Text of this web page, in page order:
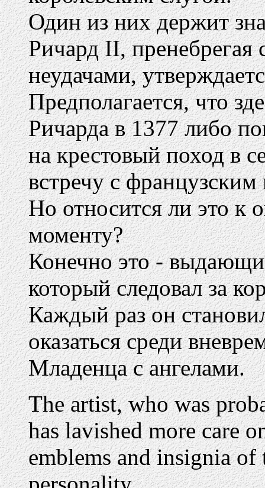
Один из них держит
Ричард II,
неудачами,
Предполагается, что
Ричарда в 1377 либо
на крестовый поход в
встречу с
Но относится ли это к
моменту?
Конечно это -
который следовал за
Каждый раз он
оказаться среди
Младенца с ангелами.
The artist, who was
has lavished more care
emblems and insignia